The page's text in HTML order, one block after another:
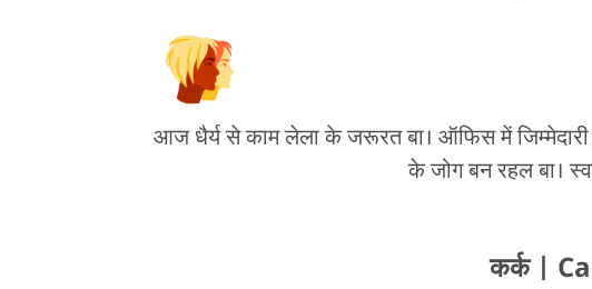
आज धैर्य से काम लेला के जरूरत बा। ऑफिस में
के जोग बन रहल बा।
कर्क |